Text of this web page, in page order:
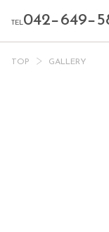
TEL
TOP GALLERY